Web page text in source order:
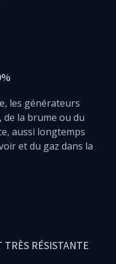
les générateurs
la brume ou du
aussi longtemps
et du gaz dans la
RÉSISTANTE